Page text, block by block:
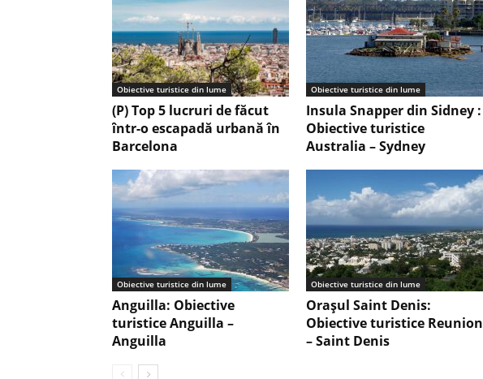
Obiective turistice din lume
(P) Top 5 lucruri de făcut
într-o escapadă urbană în
Barcelona
Obiective turistice din lume
Insula Snapper din Sidney :
Obiective turistice
Australia – Sydney
Obiective turistice din lume
Anguilla: Obiective
turistice Anguilla –
Anguilla
Obiective turistice din lume
Orașul Saint Denis:
Obiective turistice Reunion
– Saint Denis